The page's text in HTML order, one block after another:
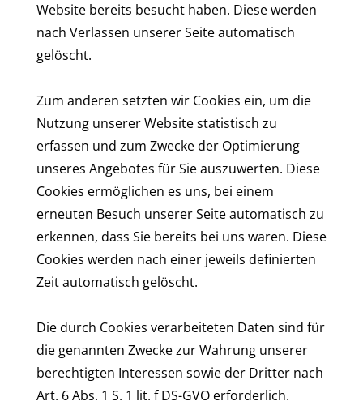
Website bereits besucht haben. Diese werden
nach Verlassen unserer Seite automatisch
gelöscht.
Zum anderen setzten wir Cookies ein, um die
Nutzung unserer Website statistisch zu
erfassen und zum Zwecke der Optimierung
unseres Angebotes für Sie auszuwerten. Diese
Cookies ermöglichen es uns, bei einem
erneuten Besuch unserer Seite automatisch zu
erkennen, dass Sie bereits bei uns waren. Diese
Cookies werden nach einer jeweils definierten
Zeit automatisch gelöscht.
Die durch Cookies verarbeiteten Daten sind für
die genannten Zwecke zur Wahrung unserer
berechtigten Interessen sowie der Dritter nach
Art. 6 Abs. 1 S. 1 lit. f DS-GVO erforderlich.